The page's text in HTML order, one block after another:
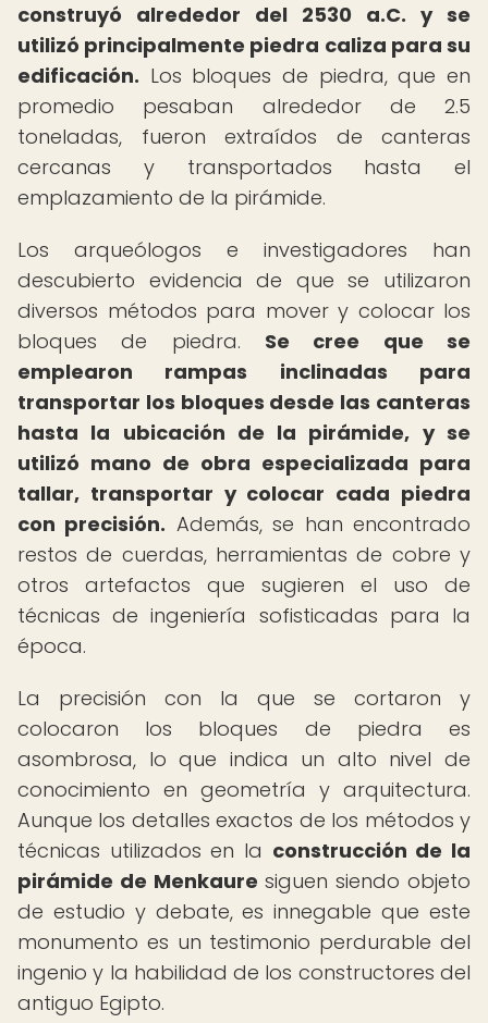
construyó alrededor del 2530 a.C. y se
utilizó principalmente piedra caliza para su
edificación. Los bloques de piedra, que en
promedio pesaban alrededor de 2.5
toneladas, fueron extraídos de canteras
cercanas y transportados hasta el
emplazamiento de la pirámide.
Los arqueólogos e investigadores han
descubierto evidencia de que se utilizaron
diversos métodos para mover y colocar los
bloques de piedra. Se cree que se
emplearon rampas inclinadas para
transportar los bloques desde las canteras
hasta la ubicación de la pirámide, y se
utilizó mano de obra especializada para
tallar, transportar y colocar cada piedra
con precisión. Además, se han encontrado
restos de cuerdas, herramientas de cobre y
otros artefactos que sugieren el uso de
técnicas de ingeniería sofisticadas para la
época.
La precisión con la que se cortaron y
colocaron los bloques de piedra es
asombrosa, lo que indica un alto nivel de
conocimiento en geometría y arquitectura.
Aunque los detalles exactos de los métodos y
técnicas utilizados en la construcción de la
pirámide de Menkaure siguen siendo objeto
de estudio y debate, es innegable que este
monumento es un testimonio perdurable del
ingenio y la habilidad de los constructores del
antiguo Egipto.